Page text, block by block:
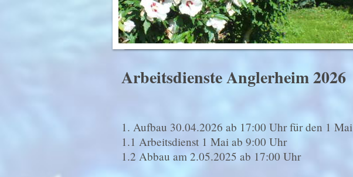
Arbeitsdienste Anglerheim 2026
1. Aufbau 30.04.2026 ab 17:00 Uhr für den 1 Mai
1.1 Arbeitsdienst 1 Mai ab 9:00 Uhr
1.2 Abbau am 2.05.2025 ab 17:00 Uhr